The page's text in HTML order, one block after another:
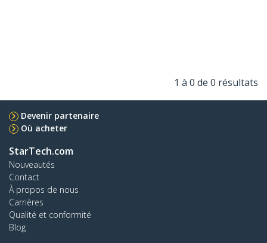
1 à 0 de 0 résultats
Devenir partenaire
Où acheter
StarTech.com
Nouveautés
Contact
À propos de nous
Carrières
Qualité et conformité
Blog